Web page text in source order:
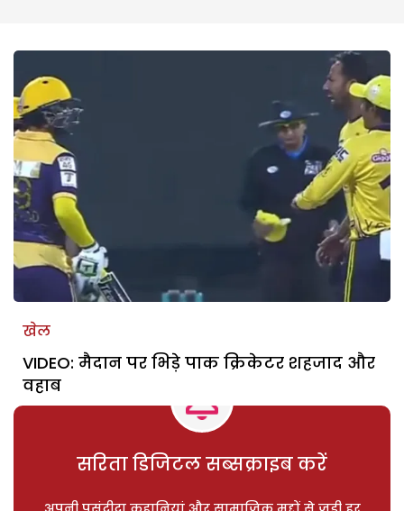
खेल
VIDEO: मैदान पर भिड़े पाक क्रिकेटर शहजाद और
वहाब
सरिता डिजिटल सब्सक्राइब करें